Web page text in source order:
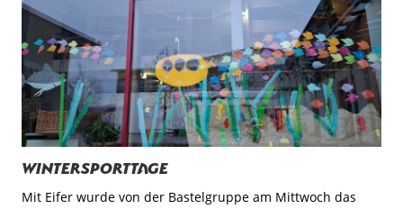
Wintersporttage
Mit Eifer wurde von der Bastelgruppe am Mittwoch das